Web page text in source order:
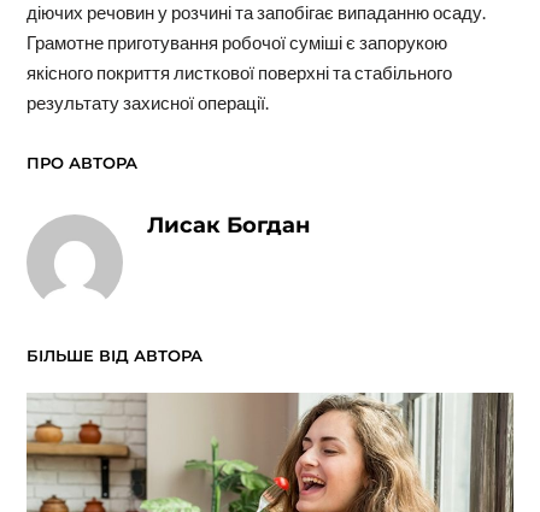
діючих речовин у розчині та запобігає випаданню осаду.
Грамотне приготування робочої суміші є запорукою
якісного покриття листкової поверхні та стабільного
результату захисної операції.
ПРО АВТОРА
Лисак Богдан
БІЛЬШЕ ВІД АВТОРА